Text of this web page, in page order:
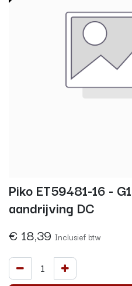
Piko ET59481-16 -
aandrijving DC
€ 18,39 Inclusief btw